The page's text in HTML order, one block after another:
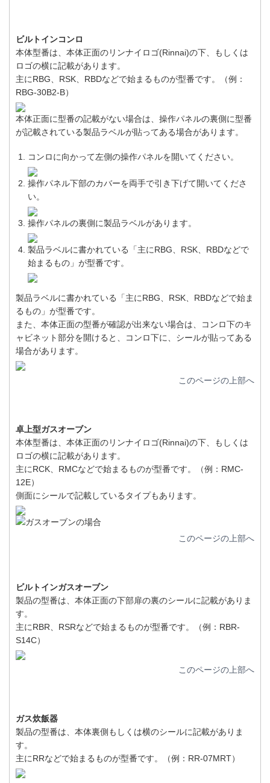
ビルトインコンロ
本体型番は、本体正面のリンナイロゴ(Rinnai)の下、もしくは
ロゴの横に記載があります。
主にRBG、RSK、RBDなどで始まるものが型番です。（例：
RBG-30B2-B）
本体正面に型番の記載がない場合は、操作パネルの裏側に型番
が記載されている製品ラベルが貼ってある場合があります。
コンロに向かって左側の操作パネルを開いてください。
操作パネル下部のカバーを両手で引き下げて開いてくださ
い。
操作パネルの裏側に製品ラベルがあります。
製品ラベルに書かれている「主にRBG、RSK、RBDなどで
始まるもの」が型番です。
製品ラベルに書かれている「主にRBG、RSK、RBDなどで始ま
るもの」が型番です。
また、本体正面の型番が確認が出来ない場合は、コンロ下のキ
ャビネット部分を開けると、コンロ下に、シールが貼ってある
場合があります。
このページの上部へ
卓上型ガスオーブン
本体型番は、本体正面のリンナイロゴ(Rinnai)の下、もしくは
ロゴの横に記載があります。
主にRCK、RMCなどで始まるものが型番です。（例：RMC-
12E）
側面にシールで記載しているタイプもあります。
このページの上部へ
ビルトインガスオーブン
製品の型番は、本体正面の下部扉の裏のシールに記載がありま
す。
主にRBR、RSRなどで始まるものが型番です。（例：RBR-
S14C）
このページの上部へ
ガス炊飯器
製品の型番は、本体裏側もしくは横のシールに記載がありま
す。
主にRRなどで始まるものが型番です。（例：RR-07MRT）